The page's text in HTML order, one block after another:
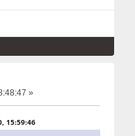
»
15:59:46